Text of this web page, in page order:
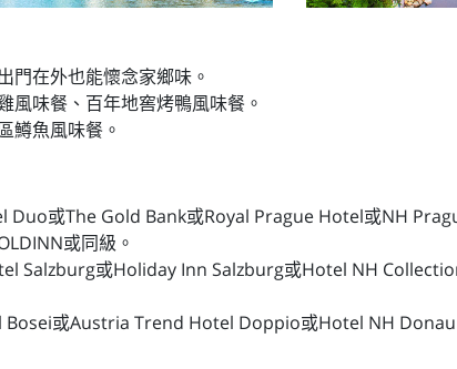
門在外也能懷念家鄉味。
味餐、百年地窖烤鴨風味餐。
鱒魚風味餐。
或The Gold Bank或Royal Prague Hotel或NH
或同級。
Salzburg或Holiday Inn Salzburg或Hotel NH
或Austria Trend Hotel Doppio或Hotel NH Donau